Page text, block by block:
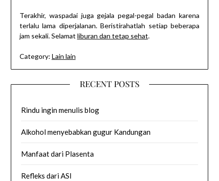
Terakhir, waspadai juga gejala pegal-pegal badan karena
terlalu lama diperjalanan. Beristirahatlah setiap beberapa
jam sekali. Selamat liburan dan tetap sehat.
Category: Lain lain
RECENT POSTS
Rindu ingin menulis blog
Alkohol menyebabkan gugur Kandungan
Manfaat dari Plasenta
Refleks dari ASI